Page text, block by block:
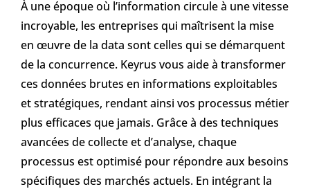
À une époque où l’information circule à une vitesse
incroyable, les entreprises qui maîtrisent la mise
en œuvre de la data sont celles qui se démarquent
de la concurrence. Keyrus vous aide à transformer
ces données brutes en informations exploitables
et stratégiques, rendant ainsi vos processus métier
plus efficaces que jamais. Grâce à des techniques
avancées de collecte et d’analyse, chaque
processus est optimisé pour répondre aux besoins
spécifiques des marchés actuels. En intégrant la